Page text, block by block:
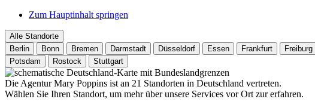
Zum Hauptinhalt springen
Alle Standorte
Berlin
Bonn Bremen Darmstadt Düsseldorf Essen Frankfurt Freiburg
Potsdam
Rostock Stuttgart
Die Agentur Mary Poppins ist an 21 Standorten in Deutschland vertreten.
Wählen Sie Ihren Standort, um mehr über unsere Services vor Ort zur erfahren.